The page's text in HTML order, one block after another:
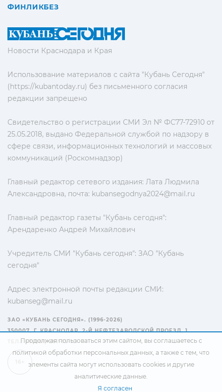
Новости Краснодара и Края
Использование материалов с сайта "Кубань Сегодня"
(https://kubantoday.ru) без письменного согласия
редакции запрещено
Свидетельство о регистрации СМИ Эл № ФС77-72910 от
25.05.2018, выдано Федеральной службой по надзору в
сфере связи, информационных технологий и массовых
коммуникаций (Роскомнадзор)
Главный редактор сетевого издания: Лата Людмила
Александровна, почта: kubansegodnya2024@mail.ru
Главный редактор газеты "Кубань сегодня":
Арендаренко Андрей Михайлович
Учредитель СМИ "Кубань сегодня": ЗАО "Кубань
сегодня"
Адрес электронной почты редакции СМИ:
kubanseg@mail.ru
ФИНЛИКБЕЗ
ЗАО «КУБАНЬ СЕГОДНЯ». (1996-2026)
350007, Г. КРАСНОДАР, 2-Й НЕФТЕЗАВОДСКОЙ ПРОЕЗД, 1
ТЕЛ.: +7(861) 267-15-15
Продолжая пользоваться этим сайтом, вы соглашаетесь с
политикой обработки персональных данных, а также с тем, что
элементы сайта могут использовать cookies и другие
аналитические данные.
Я согласен